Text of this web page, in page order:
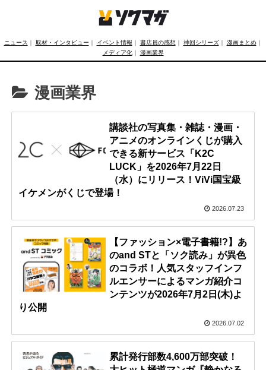
ニュース ｜ 取材・インタビュー ｜ イベント情報 ｜ 書店員の感想 ｜ 神回シリーズ｜ 漫画まとめ｜
メディア化｜ 漫画業界
漫画業界
講談社の写真集・雑誌・漫画・
アニメのオンラインくじが購入
できる新サービス「K2C
LUCK」を2026年7月22日
（水）にリリース！ViVi国宝級
イケメンがくじで登場！
2026.07.23
【ファッション×電子書籍!?】あ
のand STと「ソク読み」が異色
のコラボ！人気スタッフインフ
ルエンサーによるマンガ紹介コ
ンテンツが2026年7月2日(木)よ
り公開
2026.07.02
累計発行部数4,600万部突破！